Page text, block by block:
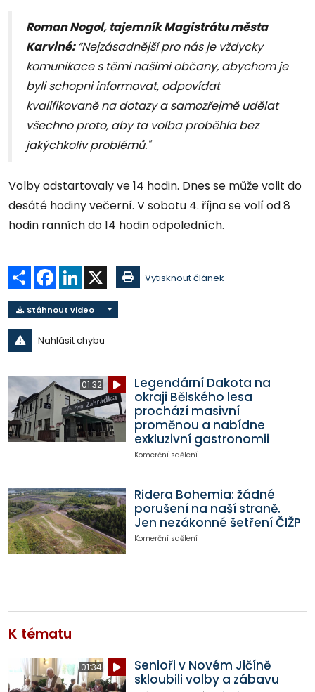
Roman Nogol, tajemník Magistrátu města
Karviné:“Nejzásadnější pro nás je vždycky
komunikace s těmi našimi občany, abychom je
byli schopni informovat, odpovídat
kvalifikovaně na dotazy a samozřejmě udělat
všechno proto, aby ta volba proběhla bez
jakýchkoliv problémů."
Volby odstartovaly ve 14 hodin. Dnes se může volit do
desáté hodiny večerní. V sobotu 4. října se volí od 8
hodin ranních do 14 hodin odpoledních.
Sdílet Facebook
LinkedIn Vytisknout článek
Stáhnout video
Nahlásit chybu
01:32
Legendární Dakota na
okraji Bělského lesa
prochází masivní
proměnou a nabídne
exkluzivní gastronomii
Komerční sdělení
Ridera Bohemia: žádné
porušení na naší straně.
Jen nezákonné šetření ČIŽP
Komerční sdělení
K tématu
01:34
Senioři v Novém Jičíně
skloubili volby a zábavu